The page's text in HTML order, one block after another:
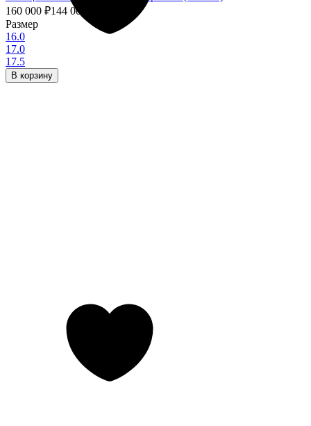
160 000 ₽144 000
Размер
16.0
17.0
17.5
В корзину